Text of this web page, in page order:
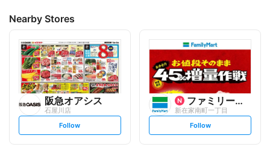
Nearby Stores
阪急オアシス
石屋川店
s
Follow
ファミリーマート
新在家南町一丁目
s
Follow